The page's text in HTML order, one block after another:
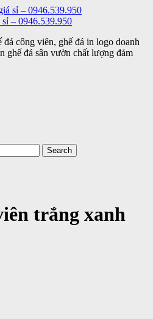
– 0946.539.950
công viên, ghế đá in logo doanh
ghế đá sân vườn chất lượng đảm
Search
trắng xanh